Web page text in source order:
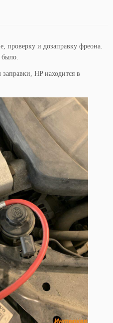
проверку и дозаправку фреона.
HP находится в